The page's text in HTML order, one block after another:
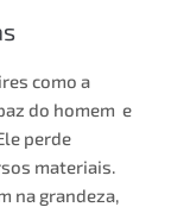
como a
do homem e
perde
materiais.
na grandeza,